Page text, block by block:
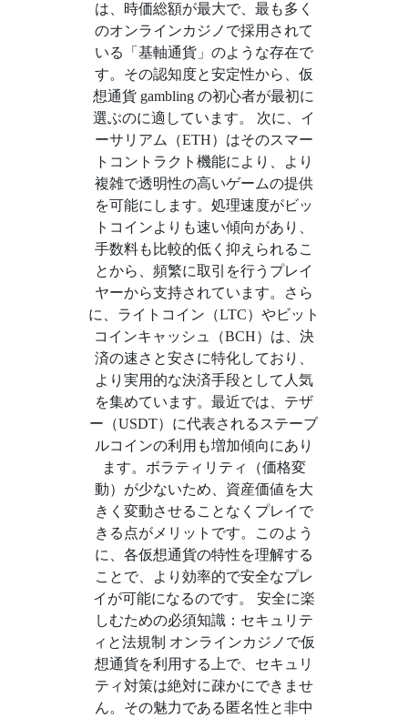
は、時価総額が最大で、最も多く
のオンラインカジノで採用されて
いる「基軸通貨」のような存在で
す。その認知度と安定性から、仮
想通貨 gambling の初心者が最初に
選ぶのに適しています。 次に、イ
ーサリアム（ETH）はそのスマー
トコントラクト機能により、より
複雑で透明性の高いゲームの提供
を可能にします。処理速度がビッ
トコインよりも速い傾向があり、
手数料も比較的低く抑えられるこ
とから、頻繁に取引を行うプレイ
ヤーから支持されています。さら
に、ライトコイン（LTC）やビット
コインキャッシュ（BCH）は、決
済の速さと安さに特化しており、
より実用的な決済手段として人気
を集めています。最近では、テザ
ー（USDT）に代表されるステーブ
ルコインの利用も増加傾向にあり
ます。ボラティリティ（価格変
動）が少ないため、資産価値を大
きく変動させることなくプレイで
きる点がメリットです。このよう
に、各仮想通貨の特性を理解する
ことで、より効率的で安全なプレ
イが可能になるのです。 安全に楽
しむための必須知識：セキュリテ
ィと法規制 オンラインカジノで仮
想通貨を利用する上で、セキュリ
ティ対策は絶対に疎かにできませ
ん。その魅力である匿名性と非中